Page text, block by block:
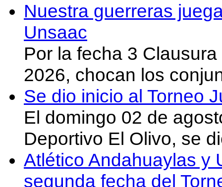
Nuestra guerreras
Unsaac
Por la fecha 3
2026, chocan los
Se dio inicio al Torneo
El domingo 02 de
Deportivo El Olivo, se
Atlético Andahuaylas y
segunda fecha del